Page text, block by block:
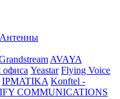
Антенны
AVAYA
офиса Yeastar Flying Voice
IPMATIKA Konftel -
COMMUNICATIONS